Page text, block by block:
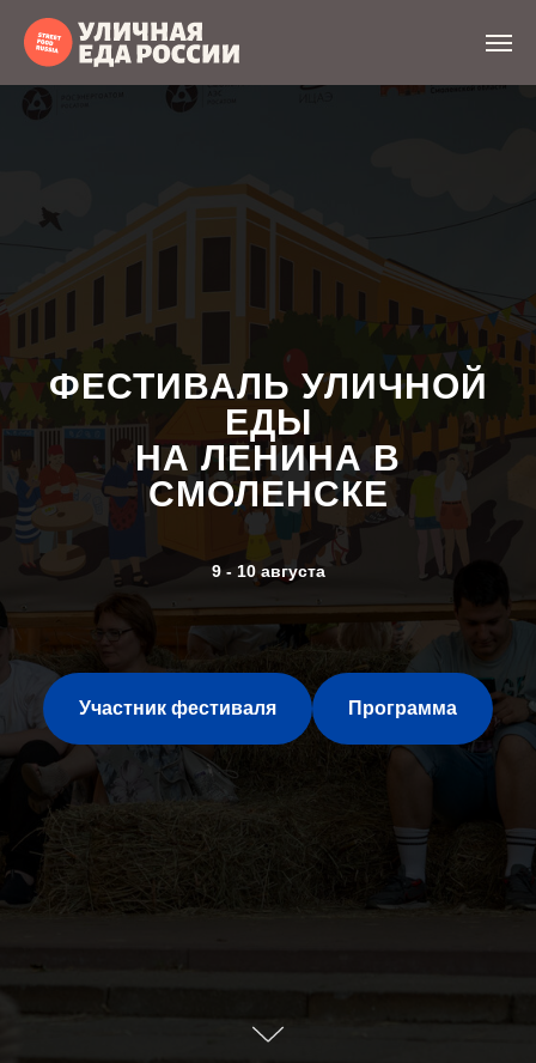
ФЕСТИВАЛЬ УЛИЧНОЙ
ЕДЫ
НА ЛЕНИНА В
СМОЛЕНСКЕ
9 - 10 августа
Участник фестиваля Программа